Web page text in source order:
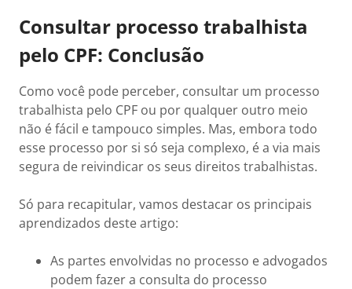
Consultar processo trabalhista
pelo CPF: Conclusão
Como você pode perceber, consultar um processo
trabalhista pelo CPF ou por qualquer outro meio
não é fácil e tampouco simples. Mas, embora todo
esse processo por si só seja complexo, é a via mais
segura de reivindicar os seus direitos trabalhistas.
Só para recapitular, vamos destacar os principais
aprendizados deste artigo:
As partes envolvidas no processo e advogados
podem fazer a consulta do processo